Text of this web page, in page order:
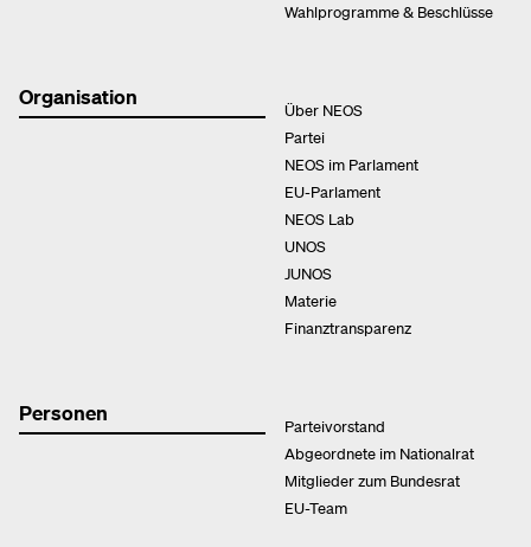
Wahlprogramme & Beschlüsse
Organisation
Über NEOS
Partei
NEOS im Parlament
EU-Parlament
NEOS Lab
UNOS
JUNOS
Materie
Finanztransparenz
Personen
Parteivorstand
Abgeordnete im Nationalrat
Mitglieder zum Bundesrat
EU-Team